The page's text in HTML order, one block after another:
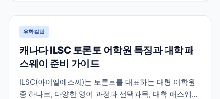
유학칼럼
캐나다 ILSC 토론토 어학원 특징과 대학 패
스웨이 준비 가이드
ILSC(아이엘에스씨)는 토론토를 대표하는 대형 어학원
중 하나로, 다양한 영어 과정과 선택과목, 대학 패스웨이